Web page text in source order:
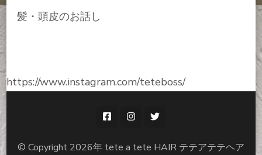
髪・頭皮のお話し
https://www.instagram.com/teteboss/
© Copyright 2026年 tete a tete HAIR テテアテテヘア